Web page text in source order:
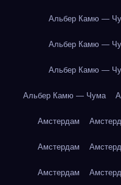
Альбер Камю —
Альбер Камю —
Альбер Камю —
Альбер Камю — Чума
Амстердам
Амстердам
Амстердам